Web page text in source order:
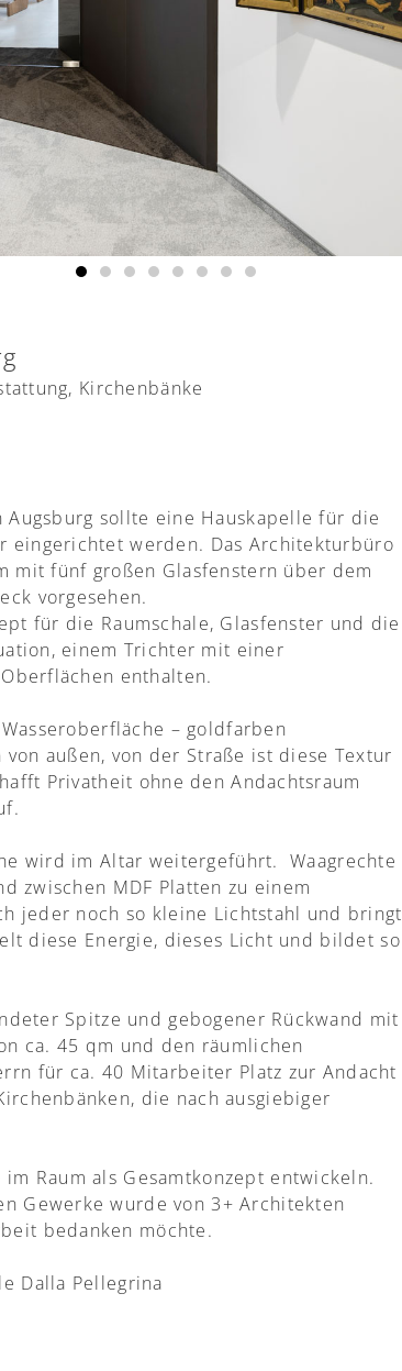
Kirchenbänke
sollte eine Hauskapelle für die
eingerichtet werden. Das Architekturbüro
mit fünf großen Glasfenstern über dem
vorgesehen.
für die Raumschale, Glasfenster und die
einem Trichter mit einer
enthalten.
– goldfarben
außen, von der Straße ist diese Textur
Privatheit ohne den Andachtsraum
wird im Altar weitergeführt. Waagrechte
zwischen MDF Platten zu einem
jeder noch so kleine Lichtstahl und bringt
diese Energie, dieses Licht und bildet so
Spitze und gebogener Rückwand mit
ca. 45 qm und den räumlichen
für ca. 40 Mitarbeiter Platz zur Andacht
die nach ausgiebiger
Raum als Gesamtkonzept entwickeln.
Gewerke wurde von 3+ Architekten
bedanken möchte.
Dalla Pellegrina